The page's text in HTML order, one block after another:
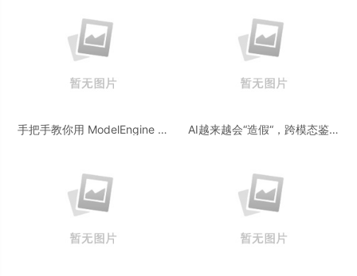
手把手教你用 ModelEngine 打
AI越来越会“造假“，跨模态鉴伪